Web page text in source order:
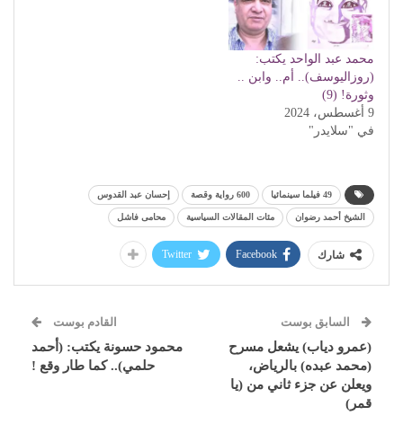
محمد عبد الواحد يكتب:
(روزاليوسف).. أم.. وابن ..
وثورة! (9)
9 أغسطس، 2024
في "سلايدر"
49 فيلما سينمائيا 600 رواية وقصة إحسان عبد القدوس
الشيخ أحمد رضوان مئات المقالات السياسية محامى فاشل
شارك Facebook
Twitter
السابق بوست
(عمرو دياب) يشعل مسرح
(محمد عبده) بالرياض،
ويعلن عن جزء ثاني من (يا
قمر)
القادم بوست
محمود حسونة يكتب: (أحمد
حلمي).. كما طار وقع !